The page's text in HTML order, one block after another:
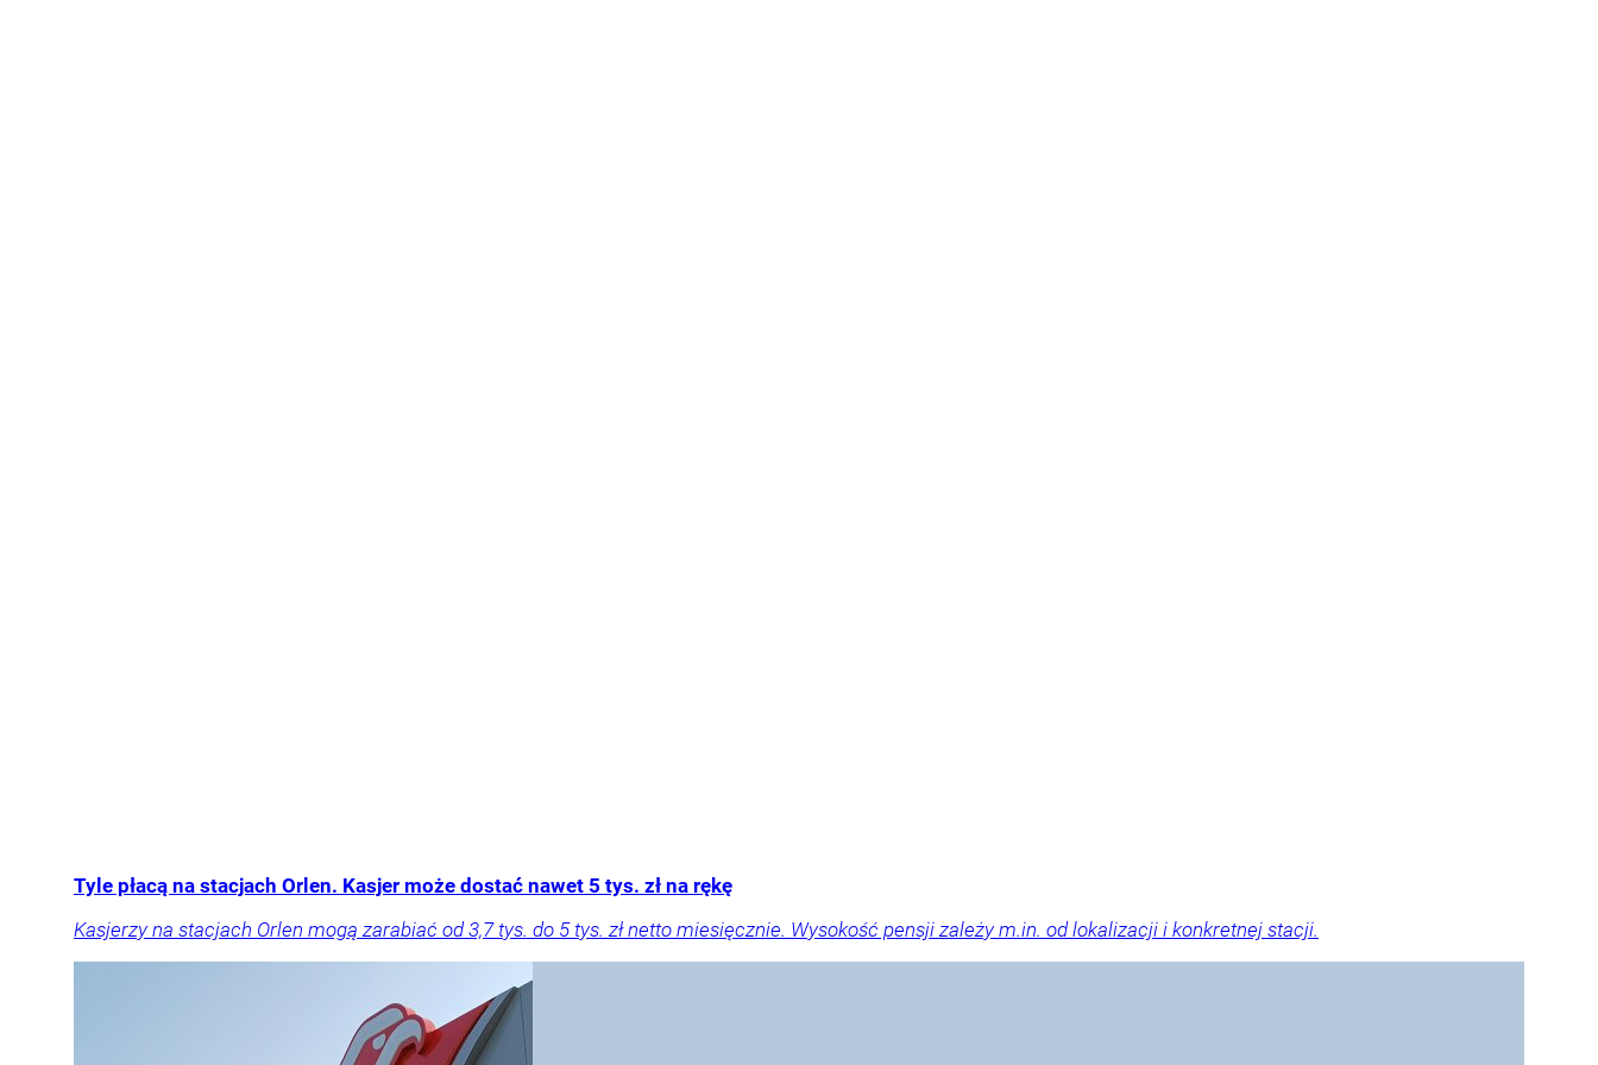
Tyle płacą na stacjach Orlen. Kasjer może dostać nawet 5 tys. zł na rękę
Kasjerzy na stacjach Orlen mogą zarabiać od 3,7 tys. do 5 tys. zł netto miesięcznie. Wysokość pensji zależy m.in. od lokalizacji i konkretnej stacji.